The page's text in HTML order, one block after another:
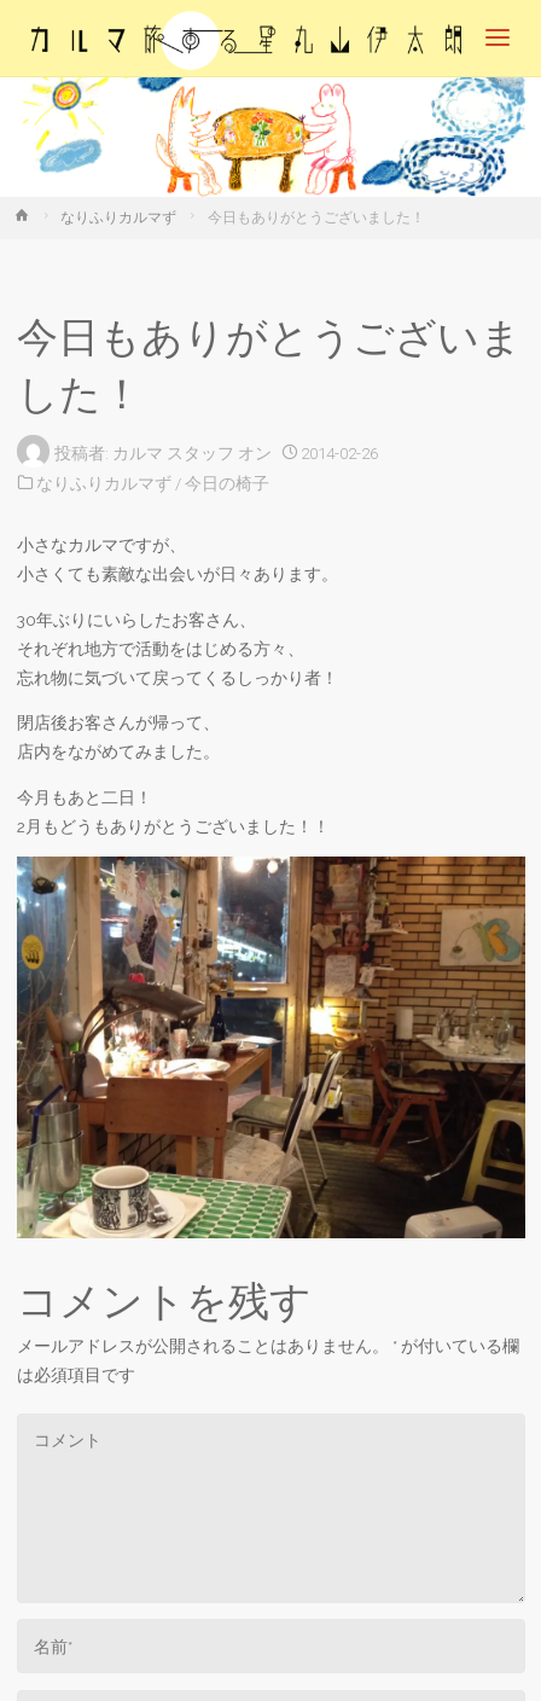
マ・
る
星・
丸山
伊太
ホ
なりふりカルマず 今日もありがとうございました！
今日もありがとうございま
した！
投稿者: カルマ スタッフ オン
2014-02-26
なりふりカルマず /今日の椅子
小さなカルマですが、
小さくても素敵な出会いが日々あります。
30年ぶりにいらしたお客さん、
それぞれ地方で活動をはじめる方々、
忘れ物に気づいて戻ってくるしっかり者！
閉店後お客さんが帰って、
店内をながめてみました。
今月もあと二日！
2月もどうもありがとうございました！！
コメントを残す
メールアドレスが公開されることはありません。 * が付いている欄
は必須項目です